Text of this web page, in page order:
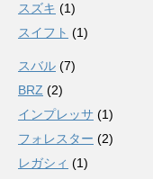
スズキ (1)
スイフト (1)
スバル (7)
BRZ (2)
インプレッサ (1)
フォレスター (2)
レガシィ (1)